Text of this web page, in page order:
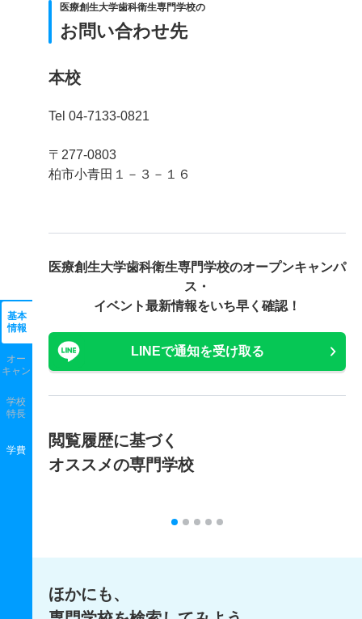
基本
情報
オー
キャン
学校
特長
学費
医療創生大学歯科衛生専門学校の
お問い合わせ先
本校
Tel 04-7133-0821
〒277-0803
柏市小青田１－３－１６
医療創生大学歯科衛生専門学校のオープンキャンパ
ス・
イベント最新情報をいち早く確認！
LINEで通知を受け取る
閲覧履歴に基づく
オススメの専門学校
ほかにも、